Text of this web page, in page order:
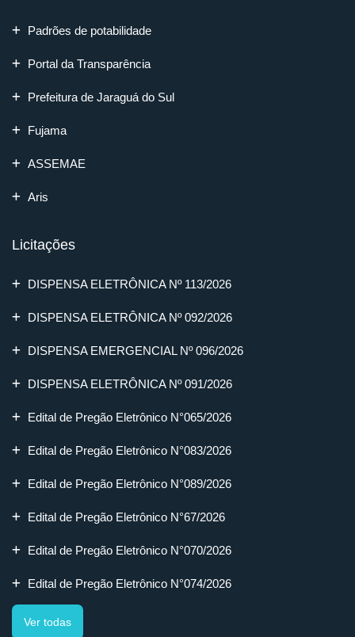
Padrões de potabilidade
Portal da Transparência
Prefeitura de Jaraguá do Sul
Fujama
ASSEMAE
Aris
Licitações
DISPENSA ELETRÔNICA Nº 113/2026
DISPENSA ELETRÔNICA Nº 092/2026
DISPENSA EMERGENCIAL Nº 096/2026
DISPENSA ELETRÔNICA Nº 091/2026
Edital de Pregão Eletrônico N°065/2026
Edital de Pregão Eletrônico N°083/2026
Edital de Pregão Eletrônico N°089/2026
Edital de Pregão Eletrônico N°67/2026
Edital de Pregão Eletrônico N°070/2026
Edital de Pregão Eletrônico N°074/2026
Ver todas